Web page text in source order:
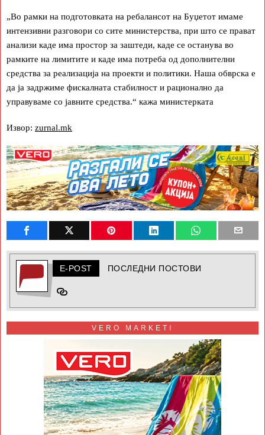
„Во рамки на подготовката на ребалансот на Буџетот имаме
интензивни разговори со сите министерства, при што се прават
анализи каде има простор за заштеди, каде се останува во
рамките на лимитите и каде има потреба од дополнителни
средства за реализација на проекти и политики. Наша обврска е
да ја задржиме фискалната стабилност и рационално да
управуваме со јавните средства.“ кажа министерката
Извор: zurnal.mk
E-POST ПОСЛЕДНИ ПОСТОВИ
VERO MARKETI